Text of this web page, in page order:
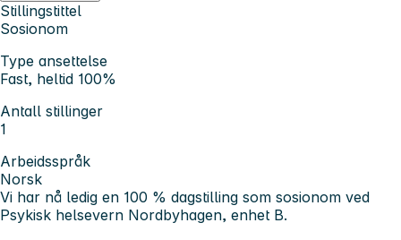
Stillingstittel
Sosionom
Type ansettelse
Fast, heltid 100%
Antall stillinger
1
Arbeidsspråk
Norsk
Vi har nå ledig en 100 % dagstilling som sosionom ved
Psykisk helsevern Nordbyhagen, enhet B.